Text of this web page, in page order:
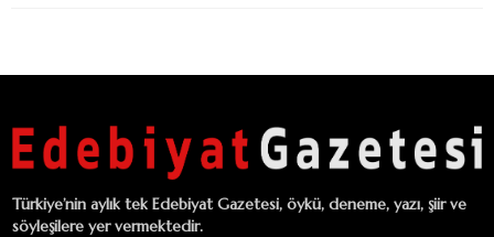
Türkiye’nin aylık tek Edebiyat Gazetesi, öykü, deneme, yazı, şiir ve
söyleşilere yer vermektedir.